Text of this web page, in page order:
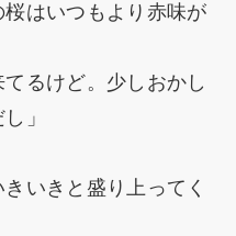
桜はいつもより赤味が
てるけど。少しおかし
」
いきと盛り上ってく